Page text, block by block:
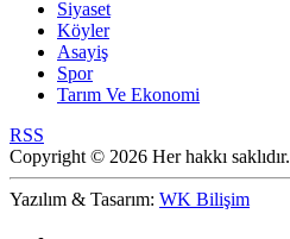
Siyaset
Köyler
Asayiş
Spor
Tarım Ve Ekonomi
RSS
Copyright © 2026 Her hakkı saklıdır.
Yazılım & Tasarım: WK Bilişim